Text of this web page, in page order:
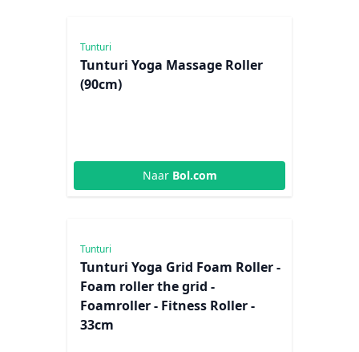
Tunturi
Tunturi Yoga Massage Roller
(90cm)
Naar Bol.com
Tunturi
Tunturi Yoga Grid Foam Roller -
Foam roller the grid -
Foamroller - Fitness Roller -
33cm